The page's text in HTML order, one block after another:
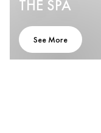
THE SPA
See More